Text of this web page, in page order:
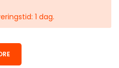
1 dag.